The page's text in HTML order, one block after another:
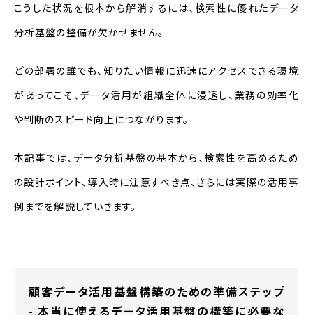
データ分析基盤の構築ステップ
STEP 1：社内の各種業務データの活
STEP 2：データ収集・顧客情報の一元
STEP 3：社内のデータ活用レベルの
検索性の高い分析基盤を構築するメリッ
ト
こうした状況を根本から解消するには、検索性に優れたデータ
分析基盤の整備が欠かせません。
どの部署の誰でも、知りたい情報に迅速にアクセスできる環境
があってこそ、データ活用が組織全体に浸透し、業務の効率化
や判断のスピード向上につながります。
本記事では、データ分析基盤の基本から、検索性を高めるため
の設計ポイント、導入時に注意すべき点、さらには実際の活用事
例までを解説していきます。
顧客データ活用基盤構築のための準備ステップ
- 本当に使えるデータ活用基盤の構築に必要な